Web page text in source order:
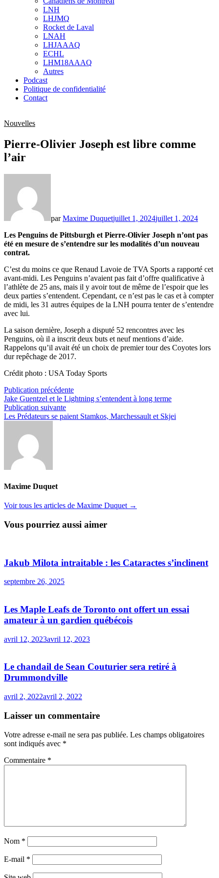
sub
menu
LNH
LHJMQ
Rocket de Laval
LNAH
LHJAAAQ
ECHL
LHM18AAAQ
Autres
Podcast
Politique de confidentialité
Contact
Nouvelles
Pierre-Olivier Joseph est libre comme
l’air
parMaxime Duquetjuillet 1, 2024juillet 1, 2024
Les Penguins de Pittsburgh et Pierre-Olivier Joseph n’ont pas
été en mesure de s’entendre sur les modalités d’un nouveau
contrat.
C’est du moins ce que Renaud Lavoie de TVA Sports a rapporté cet
avant-midi. Les Penguins n’avaient pas fait d’offre qualificative à
l’athlète de 25 ans, mais il y avoir tout de même de l’espoir que les
deux parties s’entendent. Cependant, ce n’est pas le cas et à compter
de midi, les 31 autres équipes de la LNH pourra tenter de s’entendre
avec lui.
La saison dernière, Joseph a disputé 52 rencontres avec les
Penguins, où il a inscrit deux buts et neuf mentions d’aide.
Rappelons qu’il avait été un choix de premier tour des Coyotes lors
dur repêchage de 2017.
Crédit photo : USA Today Sports
Navigation
de
l’article
Publication précédentePublication
précédente :
Jake Guentzel et le Lightning s’entendent à long terme
Publication suivantePublication
suivante :
Les Prédateurs se paient Stamkos, Marchessault et Skjei
Maxime Duquet
Voir tous les articles de Maxime Duquet →
Vous pourriez aussi aimer
Jakub Milota intraitable : les Cataractes s’inclinent
septembre 26, 2025
Les Maple Leafs de Toronto ont offert un essai
amateur à un gardien québécois
avril 12, 2023avril 12, 2023
Le chandail de Sean Couturier sera retiré à
Drummondville
avril 2, 2022avril 2, 2022
Laisser un commentaire
Votre adresse e-mail ne sera pas publiée. Les champs obligatoires
sont indiqués avec *
Commentaire *
Nom *
E-mail *